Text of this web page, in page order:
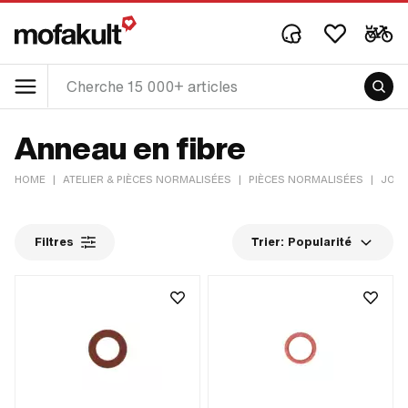
Anneau en fibre
HOME | ATELIER & PIÈCES NORMALISÉES | PIÈCES NORMALISÉES |
Filtres Trier: Popularité